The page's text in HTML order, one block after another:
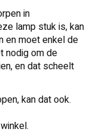
in
lamp stuk is, kan
en moet enkel de
nodig om de
en dat scheelt
kan dat ook.